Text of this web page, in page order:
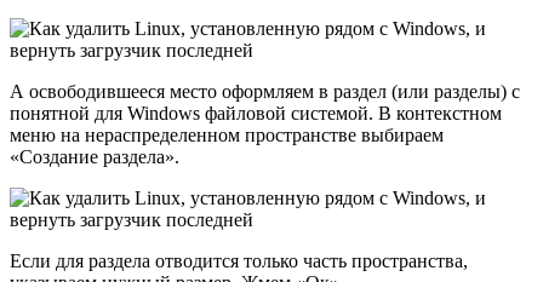
А освободившееся место оформляем в раздел (или разделы) с
понятной для Windows файловой системой. В контекстном
меню на нераспределенном пространстве выбираем
«Создание раздела».
Если для раздела отводится только часть пространства,